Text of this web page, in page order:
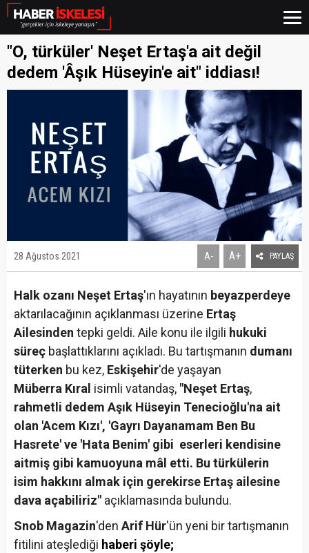
"O, türküler' Neşet Ertaş'a ait değil
dedem 'Âşık Hüseyin'e ait" iddiası!
28 Ağustos 2021 A- A+ PAYLAŞ
Halk ozanı Neşet Ertaş'ın hayatının beyazperdeye
aktarılacağının açıklanması üzerine Ertaş
Ailesinden tepki geldi. Aile konu ile ilgili hukuki
süreç başlattıklarını açıkladı. Bu tartışmanın dumanı
tüterken bu kez, Eskişehir'de yaşayan
Müberra Kıral isimli vatandaş, "Neşet Ertaş,
rahmetli dedem Aşık Hüseyin Tenecioğlu'na ait
olan 'Acem Kızı', 'Gayrı Dayanamam Ben Bu
Hasrete' ve 'Hata Benim' gibi eserleri kendisine
aitmiş gibi kamuoyuna mâl etti. Bu türkülerin
isim hakkını almak için gerekirse Ertaş ailesine
dava açabiliriz" açıklamasında bulundu.
Snob Magazin'den Arif Hür'ün yeni bir tartışmanın
fitilini ateşlediği haberi şöyle;